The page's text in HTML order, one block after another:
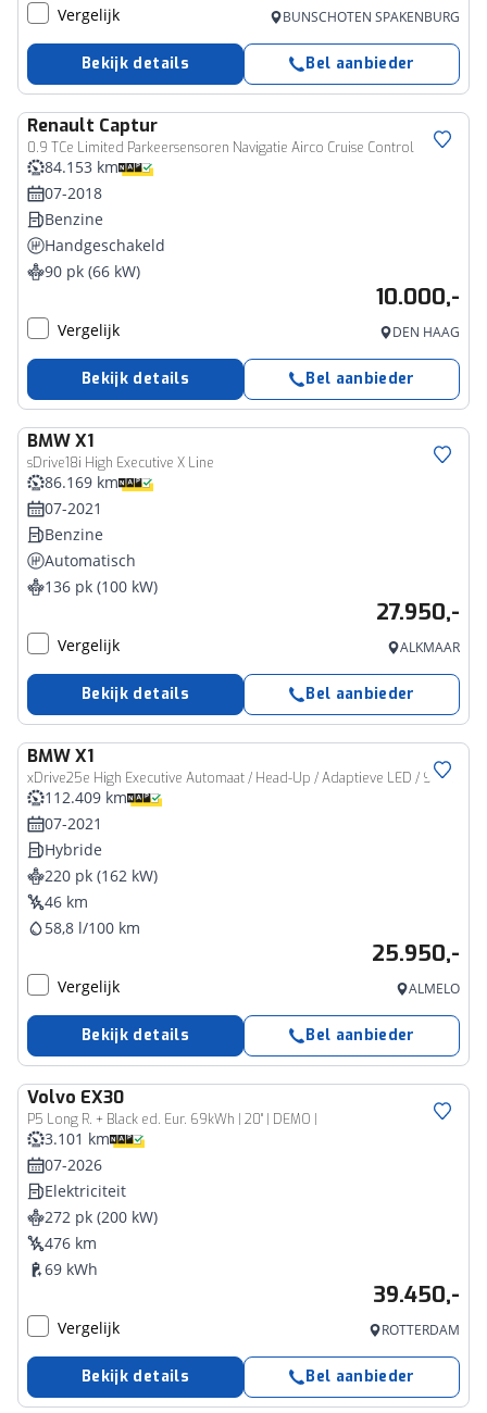
Vergelijk BUNSCHOTEN SPAKENBURG
Bekijk details Bel aanbieder
Renault Captur
0.9 TCe Limited Parkeersensoren Navigatie Airco Cruise Control
84.153 km
07-2018
Benzine
Handgeschakeld
90 pk (66 kW)
10.000,-
Vergelijk DEN HAAG
Bekijk details Bel aanbieder
BMWX1
sDrive18i High Executive X Line
86.169 km
07-2021
Benzine
Automatisch
136 pk (100 kW)
27.950,-
Vergelijk ALKMAAR
Bekijk details Bel aanbieder
BMWX1
xDrive25e High Executive Automaat / Head-Up / Adaptieve LED / Stoelverwarming / Cruise Control
112.409 km
07-2021
Hybride
220 pk (162 kW)
46 km
58,8 l/100 km
25.950,-
Vergelijk ALMELO
Bekijk details Bel aanbieder
Volvo EX30
P5 Long R. + Black ed. Eur. 69kWh | 20" | DEMO |
3.101 km
07-2026
Elektriciteit
272 pk (200 kW)
476 km
69 kWh
39.450,-
Vergelijk ROTTERDAM
Bekijk details Bel aanbieder